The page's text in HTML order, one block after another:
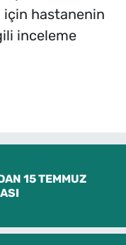
için hastanenin
inceleme
15 TEMMUZ